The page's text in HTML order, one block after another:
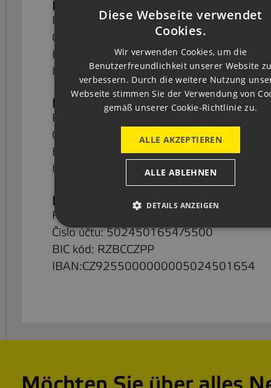
Bankverbindung für CZK
Raiffeisenbank a.s.
Číslo účtu: 5024501654/5500
BIC kód: RZBCCZPP
IBAN:CZ9255000000005024501654
Bankverbindung für EUR
Raiffeisenbank a.s.
Číslo účtu: 5024501662/5500
BIC kód: RZBCCZPP
IBAN:CZ7055000000005024501662
Bankverbindung für PLN
Raiffeisenbank a.s.
Číslo účtu: 5024501654/5500
BIC kód: RZBCCZPP
IBAN:CZ9255000000005024501654
Diese Webseite verwendet
Cookies.
Wir verwenden Cookies, um die
Benutzerfreundlichkeit unserer Website
verbessern. Durch die weitere Nutzung
Webseite stimmen Sie der Verwendung von
gemäß unserer Cookie-Richtlinie zu.
ALLE AKZEPTIEREN
ALLE ABLEHNEN
DETAILS ANZEIGEN